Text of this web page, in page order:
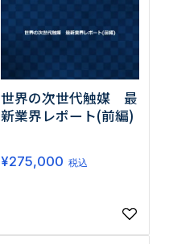
世界の次世代触媒 最
新業界レポート(前編)
¥275,000 税込